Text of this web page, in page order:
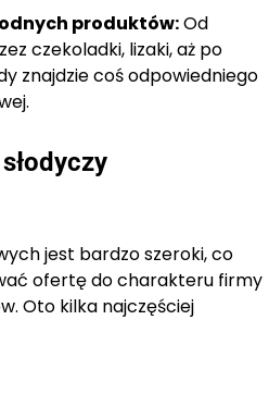
produktów:Od
czekoladki, lizaki, aż po
znajdzie coś odpowiedniego
jest bardzo szeroki, co
ofertę do charakteru firmy
Oto kilka najczęściej